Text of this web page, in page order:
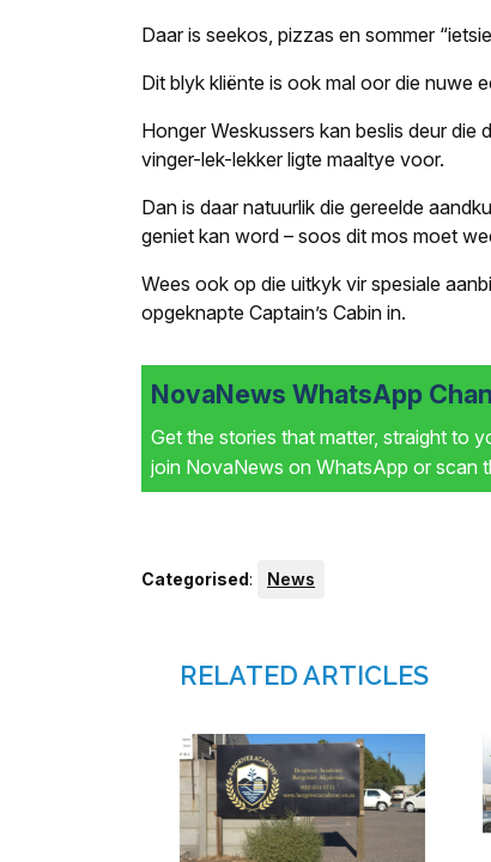
Daar is seekos, pizzas en sommer
Dit blyk kliënte is ook mal oor die nuwe
Honger Weskussers kan beslis deur die
vinger-lek-lekker ligte maaltye voor.
Dan is daar natuurlik die gereelde
geniet kan word – soos dit mos moet
Wees ook op die uitkyk vir spesiale
opgeknapte Captain’s Cabin in.
NovaNews WhatsApp
Get the stories that matter, straight to
join NovaNews on WhatsApp or scan
Categorised: News
RELATED ARTICLES